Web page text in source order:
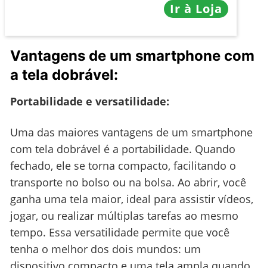
Ir à Loja
Vantagens de um smartphone com
a tela dobrável:
Portabilidade e versatilidade:
Uma das maiores vantagens de um smartphone
com tela dobrável é a portabilidade. Quando
fechado, ele se torna compacto, facilitando o
transporte no bolso ou na bolsa. Ao abrir, você
ganha uma tela maior, ideal para assistir vídeos,
jogar, ou realizar múltiplas tarefas ao mesmo
tempo. Essa versatilidade permite que você
tenha o melhor dos dois mundos: um